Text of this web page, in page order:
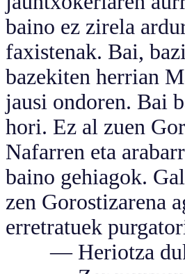
baino ez zirela
faxistenak. Bai,
bazekiten herrian
jausi ondoren. Bai
hori. Ez al zuen
Nafarren eta
baino gehiagok.
zen Gorostizarena
erretratuek
— Heriotza duk